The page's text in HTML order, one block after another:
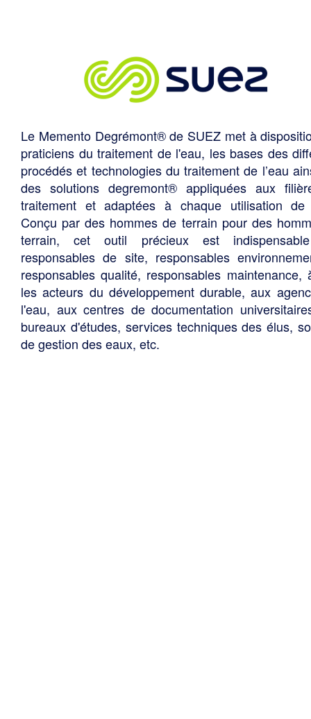
Le Memento Degrémont® de SUEZ met à
praticiens du traitement de l'eau, les bases des
procédés et technologies du traitement de l’eau
des solutions degremont® appliquées aux
traitement et adaptées à chaque utilisation de
Conçu par des hommes de terrain pour des
terrain, cet outil précieux est
responsables de site, responsables
responsables qualité, responsables maintenance,
les acteurs du développement durable, aux
l'eau, aux centres de documentation
bureaux d'études, services techniques des élus,
de gestion des eaux, etc.